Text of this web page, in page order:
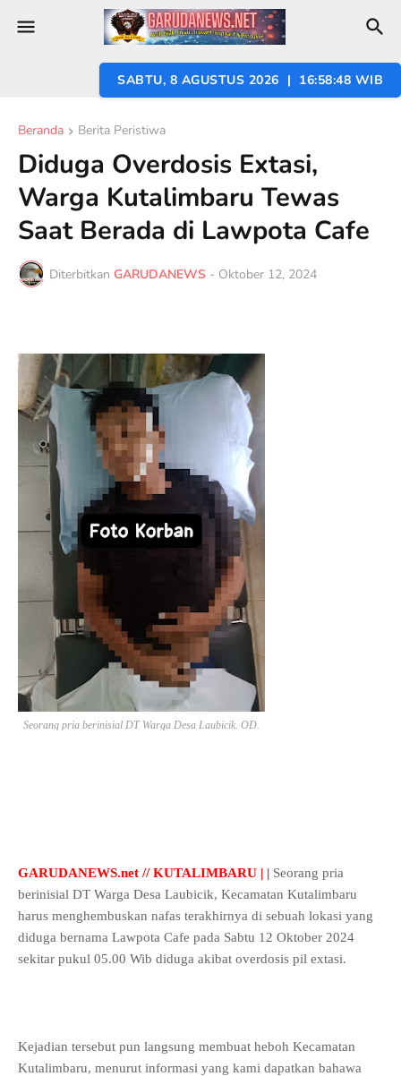
SABTU, 8 AGUSTUS 2026 | 16:58:50 WIB
Beranda Berita Peristiwa
Diduga Overdosis Extasi,
Warga Kutalimbaru Tewas
Saat Berada di Lawpota Cafe
Diterbitkan GARUDANEWS - Oktober 12, 2024
Seorang pria berinisial DT Warga Desa Laubicik. OD.
GARUDANEWS.net // KUTALIMBARU | | Seorang pria
berinisial DT Warga Desa Laubicik, Kecamatan Kutalimbaru
harus menghembuskan nafas terakhirnya di sebuah lokasi yang
diduga bernama Lawpota Cafe pada Sabtu 12 Oktober 2024
sekitar pukul 05.00 Wib diduga akibat overdosis pil extasi.
Kejadian tersebut pun langsung membuat heboh Kecamatan
Kutalimbaru, menurut informasi yang kami dapatkan bahawa